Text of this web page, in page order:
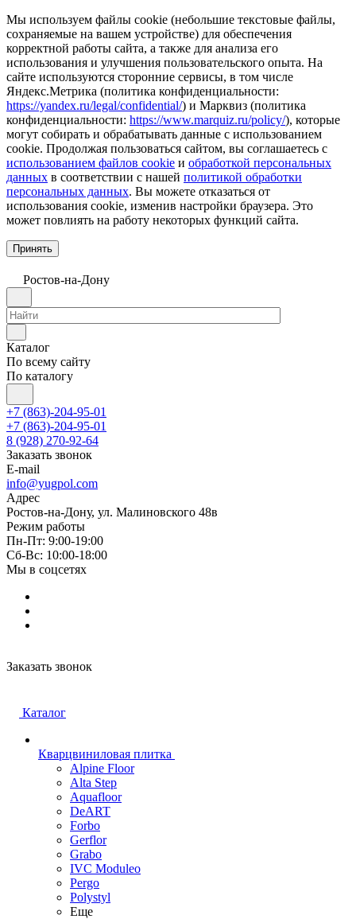
Мы используем файлы cookie (небольшие текстовые файлы,
сохраняемые на вашем устройстве) для обеспечения
корректной работы сайта, а также для анализа его
использования и улучшения пользовательского опыта. На
сайте используются сторонние сервисы, в том числе
Яндекс.Метрика (политика конфиденциальности:
https://yandex.ru/legal/confidential/) и Марквиз (политика
конфиденциальности: https://www.marquiz.ru/policy/), которые
могут собирать и обрабатывать данные с использованием
cookie. Продолжая пользоваться сайтом, вы соглашаетесь с
использованием файлов cookie и обработкой персональных
данных в соответствии с нашей политикой обработки
персональных данных. Вы можете отказаться от
использования cookie, изменив настройки браузера. Это
может повлиять на работу некоторых функций сайта.
Принять
Ростов-на-Дону
Каталог
По всему сайту
По каталогу
+7 (863)-204-95-01
+7 (863)-204-95-01
8 (928) 270-92-64
Заказать звонок
E-mail
info@yugpol.com
Адрес
Ростов-на-Дону, ул. Малиновского 48в
Режим работы
Пн-Пт: 9:00-19:00
Cб-Вс: 10:00-18:00
Мы в соцсетях
Заказать звонок
Каталог
Кварцвиниловая плитка
Alpine Floor
Alta Step
Aquafloor
DeART
Forbo
Gerflor
Grabo
IVC Moduleo
Pergo
Polystyl
Еще